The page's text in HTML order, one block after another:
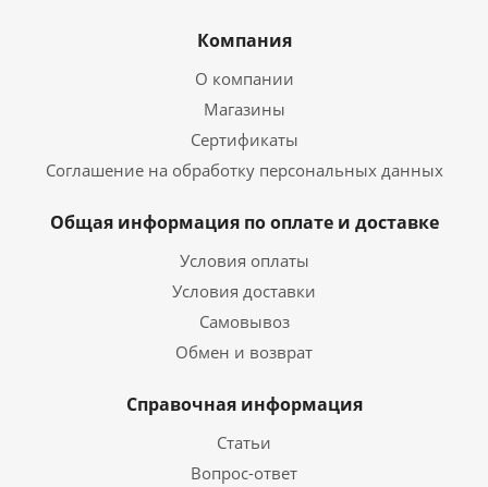
Компания
О компании
Магазины
Сертификаты
Соглашение на обработку персональных данных
Общая информация по оплате и доставке
Условия оплаты
Условия доставки
Самовывоз
Обмен и возврат
Справочная информация
Статьи
Вопрос-ответ